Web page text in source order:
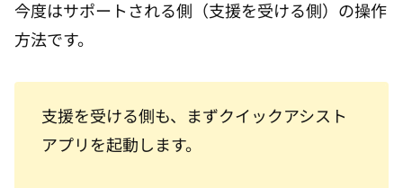
今度はサポートされる側（支援を受ける側）の操作
方法です。
支援を受ける側も、まずクイックアシスト
アプリを起動します。